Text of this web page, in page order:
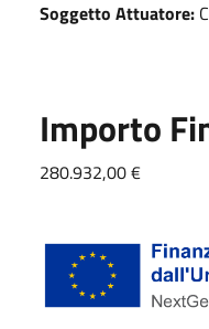
Soggetto Attuatore:
Importo
280.932,00 €